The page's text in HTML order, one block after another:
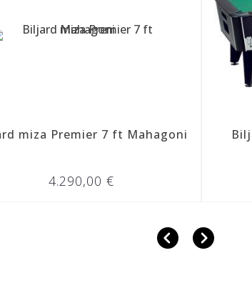
Mahagoni Biljard miza Premier 7